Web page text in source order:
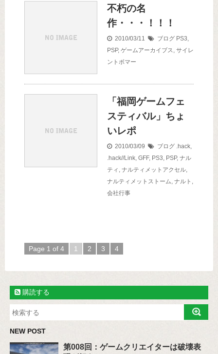
不朽の名
作・・・！！！
2010/03/11 ブログ PS3,
PSP, ゲームアーカイブス, サイレ
ントボマー
「福岡ゲームフェ
スティバル」ちょ
いレポ
2010/03/09 ブログ .hack,
.hack//Link, GFF, PS3, PSP, ナル
ティ , ナルティメットアクセル,
ナルティメットストーム, ナルト ,
会社行事
Page 1 of 4 1 2 3 4
購読する
NEW POST
第008回：ゲームクリエイターは破壊表